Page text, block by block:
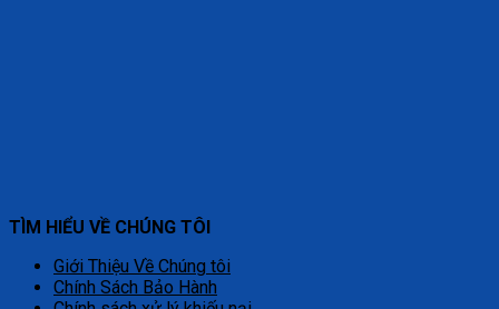
TÌM HIỂU VỀ CHÚNG TÔI
Giới Thiệu Về Chúng tôi
Chính Sách Bảo Hành